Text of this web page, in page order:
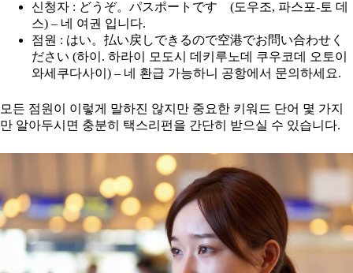
신청자 : どうぞ。パスポートです (도우조, 파스포-토 데
스) – 네 여권 입니다.
점원 : はい。払い戻しできるので空港でお問い合わせく
ださい (하이. 하라이 모도시 데키루노데 쿠우코데 오토이
와세쿠다사이) – 네 환급 가능하니 공항에서 문의하세요.
모든 점원이 이렇게 말하진 않지만 중요한 키워드 단어 몇 가지
만 알아두시면 충분히 택스리펀을 간단히 받으실 수 있습니다.